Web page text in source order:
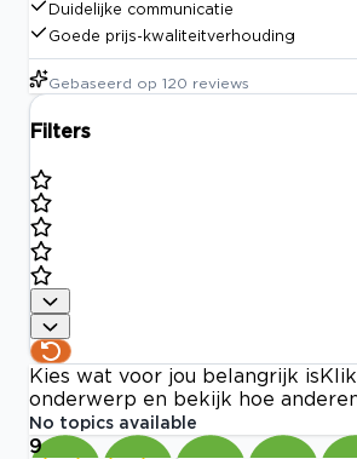
Duidelijke communicatie
Goede prijs-kwaliteitverhouding
Gebaseerd op 120 reviews
Filters
Kies wat voor jou belangrijk is
onderwerp en bekijk hoe
No topics available
9